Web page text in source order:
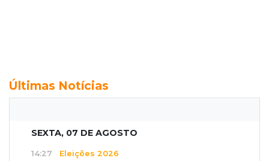
Últimas Notícias
SEXTA, 07 DE AGOSTO
14:27 Eleições 2026